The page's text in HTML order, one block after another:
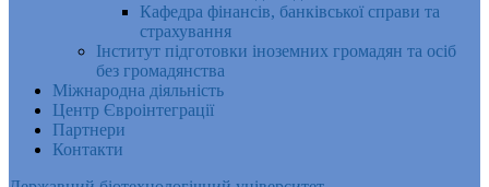
Кафедра фінансів, банківської справи та
страхування
Інститут підготовки іноземних громадян та осіб
без громадянства
Міжнародна діяльність
Центр Євроінтеграції
Партнери
Контакти